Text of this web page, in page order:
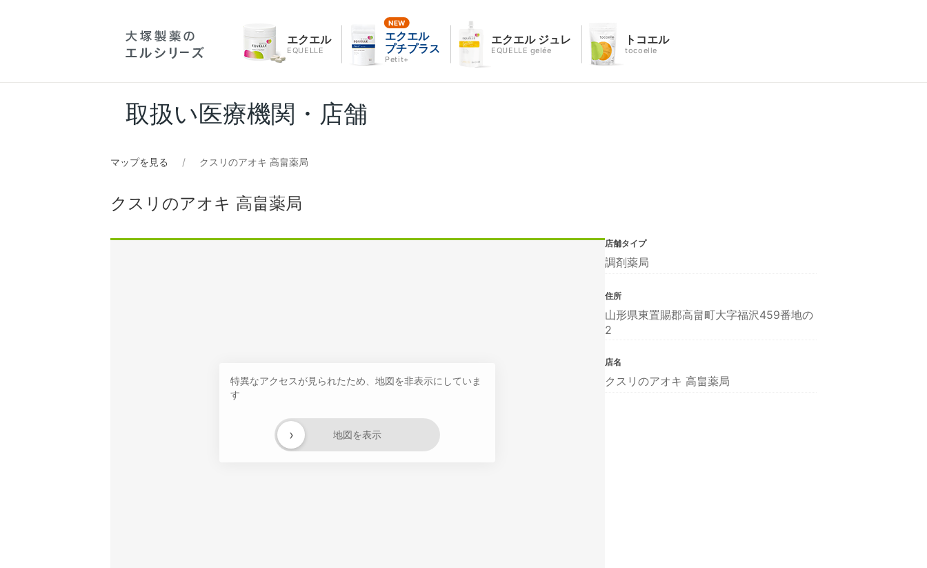
エクエル
EQUELLE
エクエル
プチプラス
Petit+
エクエル ジュレ
EQUELLE gelée
トコエル
tocoelle
取扱い医療機関・店舗
マップを見る クスリのアオキ 高畠薬局
クスリのアオキ 高畠薬局
特異なアクセスが見られたため、地図を非表示にしていま
す
地図を表示
›
店舗タイプ
調剤薬局
住所
山形県東置賜郡高畠町大字福沢459番地の
2
店名
クスリのアオキ 高畠薬局